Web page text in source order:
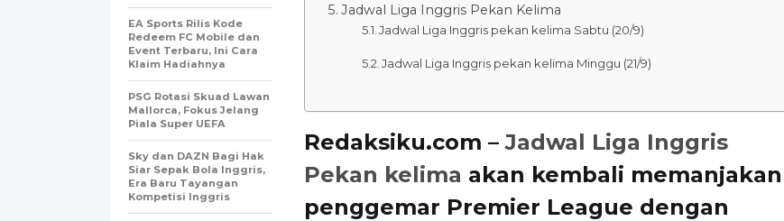
Jadwal Liga Inggris Pekan Kelima
Jadwal Liga Inggris pekan kelima Sabtu (20/9)
Jadwal Liga Inggris pekan kelima Minggu (21/9)
Redaksiku.com –Jadwal Liga Inggris
Pekan kelima akan kembali memanjakan
penggemar Premier League dengan
EA Sports Rilis Kode
Redeem FC Mobile dan
Event Terbaru, Ini Cara
Klaim Hadiahnya
PSG Rotasi Skuad Lawan
Mallorca, Fokus Jelang
Piala Super UEFA
Sky dan DAZN Bagi Hak
Siar Sepak Bola Inggris,
Era Baru Tayangan
Kompetisi Inggris